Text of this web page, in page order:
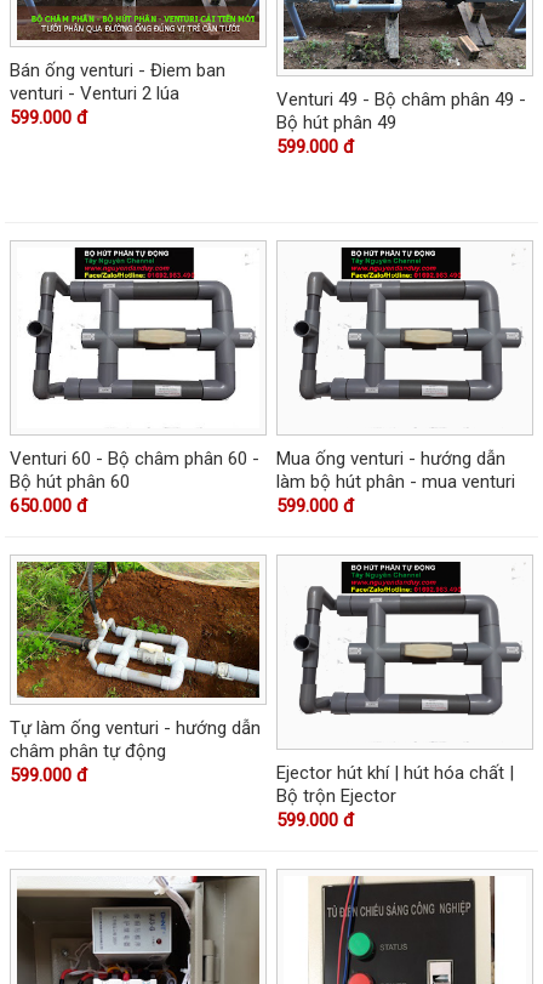
Bán ống venturi - Điem ban
venturi - Venturi 2 lúa
599.000 đ
Venturi 49 - Bộ châm phân 49 -
Bộ hút phân 49
599.000 đ
Venturi 60 - Bộ châm phân 60 -
Bộ hút phân 60
650.000 đ
Mua ống venturi - hướng dẫn
làm bộ hút phân - mua venturi
599.000 đ
Tự làm ống venturi - hướng dẫn
châm phân tự động
599.000 đ
Ejector hút khí | hút hóa chất |
Bộ trộn Ejector
599.000 đ